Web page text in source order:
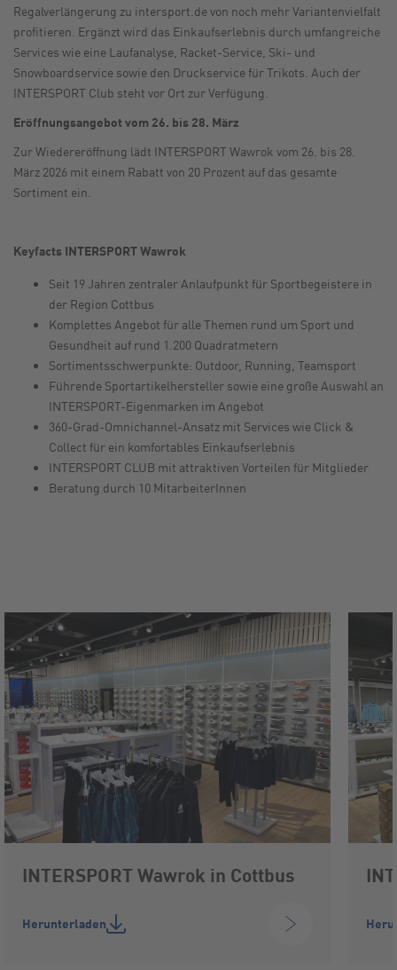
Regalverlängerung zu intersport.de von noch mehr Variantenvielfalt
profitieren. Ergänzt wird das Einkaufserlebnis durch umfangreiche
Services wie eine Laufanalyse, Racket-Service, Ski- und
Snowboardservice sowie den Druckservice für Trikots. Auch der
INTERSPORT Club steht vor Ort zur Verfügung.
Eröffnungsangebot vom 26. bis 28. März
Zur Wiedereröffnung lädt INTERSPORT Wawrok vom 26. bis 28.
März 2026 mit einem Rabatt von 20 Prozent auf das gesamte
Sortiment ein.
Keyfacts INTERSPORT Wawrok
Seit 19 Jahren zentraler Anlaufpunkt für Sportbegeistere in
der Region Cottbus
Komplettes Angebot für alle Themen rund um Sport und
Gesundheit auf rund 1.200 Quadratmetern
Sortimentsschwerpunkte: Outdoor, Running, Teamsport
Führende Sportartikelhersteller sowie eine große Auswahl an
INTERSPORT-Eigenmarken im Angebot
360-Grad-Omnichannel-Ansatz mit Services wie Click &
Collect für ein komfortables Einkaufserlebnis
INTERSPORT CLUB mit attraktiven Vorteilen für Mitglieder
Beratung durch 10 MitarbeiterInnen
INTERSPORT Wawrok in Cottbus
Herunterladen